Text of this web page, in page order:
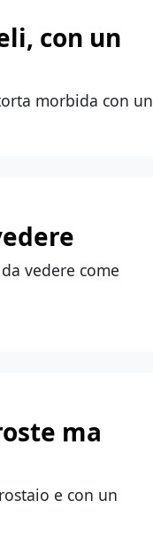
con un
morbida con un
vedere come
ma
e con un